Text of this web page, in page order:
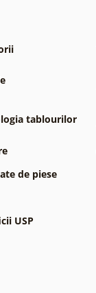
tablourilor
de piese
USP